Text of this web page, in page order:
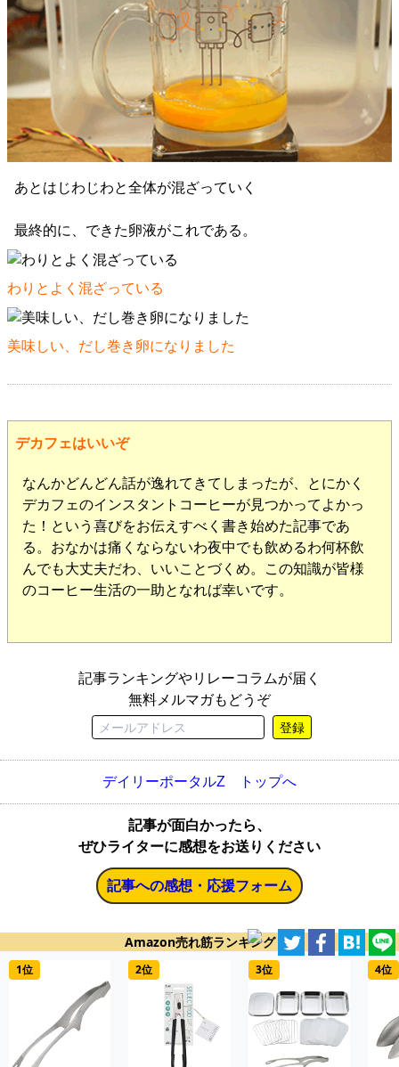
あとはじわじわと全体が混ざっていく
最終的に、できた卵液がこれである。
わりとよく混ざっている
美味しい、だし巻き卵になりました
デカフェはいいぞ
なんかどんどん話が逸れてきてしまったが、とにかく
デカフェのインスタントコーヒーが見つかってよかっ
た！という喜びをお伝えすべく書き始めた記事であ
る。おなかは痛くならないわ夜中でも飲めるわ何杯飲
んでも大丈夫だわ、いいことづくめ。この知識が皆様
のコーヒー生活の一助となれば幸いです。
記事ランキングやリレーコラムが届く
無料メルマガもどうぞ
登録
デイリーポータルZ トップへ
記事が面白かったら、
ぜひライターに感想をお送りください
記事への感想・応援フォーム
Amazon売れ筋ランキング
1位 2位 3位 4位